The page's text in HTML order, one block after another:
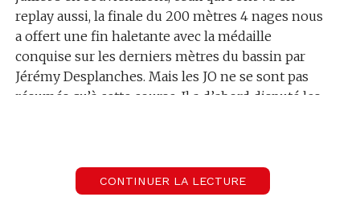
replay aussi, la finale du 200 mètres 4 nages nous
a offert une fin haletante avec la médaille
conquise sur les derniers mètres du bassin par
Jérémy Desplanches. Mais les JO ne se sont pas
résumés qu’à cette course. Il a d’abord disputé les
CONTINUER LA LECTURE